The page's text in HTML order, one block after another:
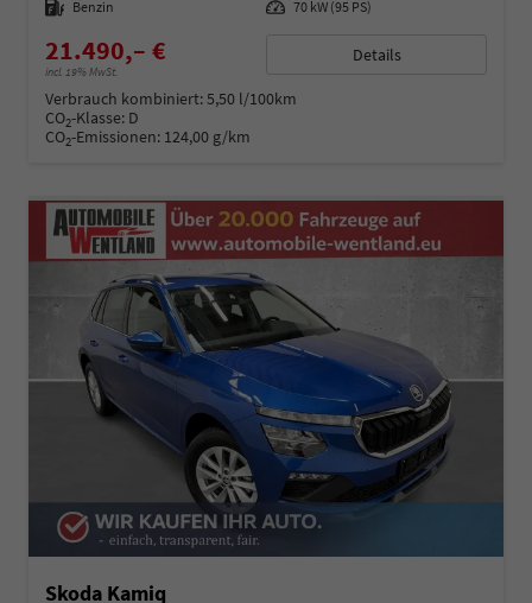
Kraftstoff Benzin Leistung 70 kW (95 PS)
21.490,– €
incl. 19% MwSt.
Details
Verbrauch kombiniert:5,50 l/100km
CO2-Klasse: D
CO2-Emissionen: 124,00 g/km
Skoda Kamiq